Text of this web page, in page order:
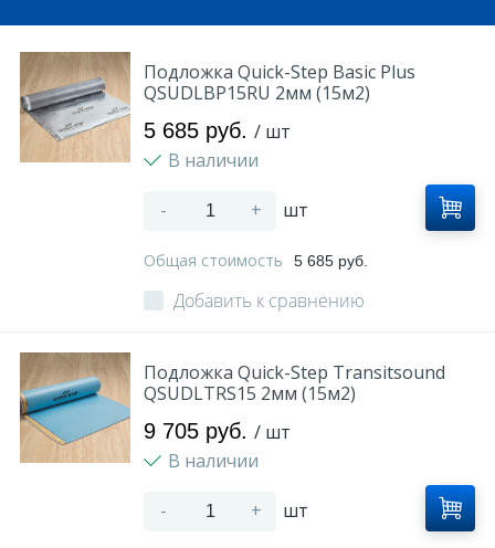
Подложка Quick-Step Basic Plus
QSUDLBP15RU 2мм (15м2)
5 685 руб. / шт
В наличии
- + шт
Общая стоимость 5 685 руб.
Добавить к сравнению
Подложка Quick-Step Transitsound
QSUDLTRS15 2мм (15м2)
9 705 руб. / шт
В наличии
- + шт